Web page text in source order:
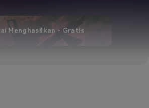
Menghasilkan - Gratis